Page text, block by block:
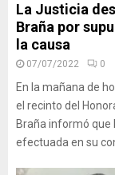
La Justicia
Braña por
la causa
07/07/2022 0
En la mañana de
el recinto del
Braña informó que
efectuada en su